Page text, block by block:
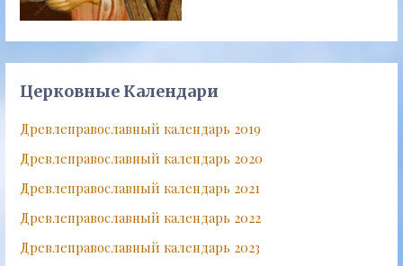
Церковные Календари
Древлеправославный календарь 2019
Древлеправославный календарь 2020
Древлеправославный календарь 2021
Древлеправославный календарь 2022
Древлеправославный календарь 2023